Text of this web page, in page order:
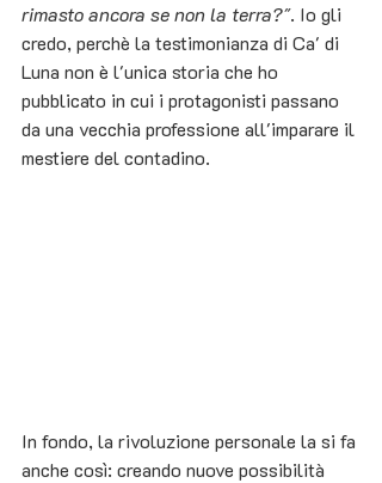
rimasto ancora se non la terra?". Io gli
credo, perchè la testimonianza di Ca' di
Luna non è l'unica storia che ho
pubblicato in cui i protagonisti passano
da una vecchia professione all'imparare il
mestiere del contadino.
In fondo, la rivoluzione personale la si fa
anche così: creando nuove possibilità